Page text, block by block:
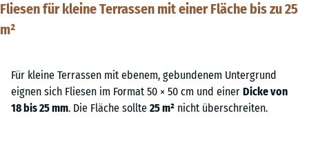
Fliesen für kleine Terrassen mit einer Fläche bis zu 25
m²
Für kleine Terrassen mit ebenem, gebundenem Untergrund
eignen sich Fliesen im Format 50 × 50 cm und einer Dicke von
18 bis 25 mm. Die Fläche sollte 25 m² nicht überschreiten.